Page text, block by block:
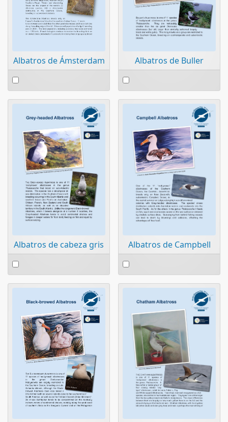
Albatros de Ámsterdam
Select
an
item
Albatros de Buller
Select
an
item
Albatros de cabeza gris
Select
an
item
Albatros de Campbell
Select
an
item